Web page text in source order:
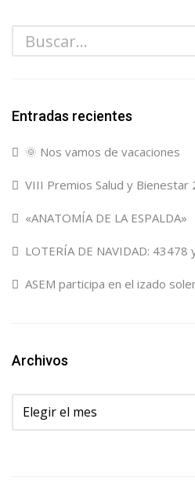
Entradas recientes
🌞 Nos vamos de vacaciones
VIII Premios Salud y Bienestar
«ANATOMÍA DE LA ESPALDA»
LOTERÍA DE NAVIDAD: 43478
ASEM participa en el izado
Archivos
Archivos